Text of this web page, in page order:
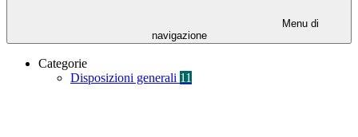
Menu di
navigazione
Categorie
Disposizioni generali 11